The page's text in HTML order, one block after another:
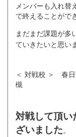
メンバーも入れ替
で終えることがで
まだまだ課題が多
ていきたいと思い
＜ 対戦校 ＞ 春日
槻
対戦して頂
ざいました。